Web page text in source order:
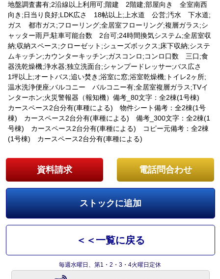
地盤調査書有;2沿線以上利用可;階建 2階建;部屋向き 全室南西
向き;日当り良好;LDK広さ 18帖以上;上水道 公営;汚水 下水道;
ガス 都市ガス;フローリング;全居室フローリング;複層ガラス;シ
ャッター雨戸;駐車可能台数 2台可;24時間換気システム;全居室収
納;収納スペース;クローゼット;シューズボックス;床下収納;システ
ムキッチン;カウンターキッチン;ガスコンロ;コンロ口数 三口;食
器洗乾燥機;浄水器;独立洗面台;シャンプードレッサー;バス広さ
1坪以上;オートバス;追い焚き;浴室に窓;浴室乾燥機;トイレ2ヶ所;
温水洗浄便座;バルコニー バルコニー有;全居室複層ガラス;TVイ
ンターホン;火災警報器（報知機）備考_80文字：全2棟(1号棟)
カースペース2台分有(車種による) 物件シート備考：全2棟(1号
棟) カースペース2台分有(車種による) 備考_300文字：全2棟(1
号棟) カースペース2台分有(車種による) コピー元備考：全2棟
(1号棟) カースペース2台分有(車種による)
電話問合わせ
資料請求
ストックに追加
＜＜一覧に戻る
毎週水曜日、第1・2・3・4火曜日定休